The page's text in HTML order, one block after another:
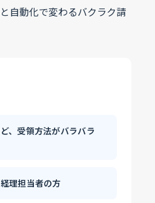
、受領方法がバラバラ
理担当者の方